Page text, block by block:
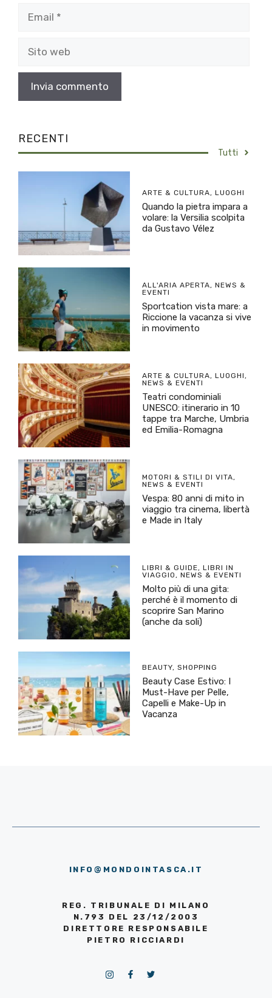
web
RECENTI
Tutti
ARTE & CULTURA, LUOGHI
Quando la pietra impara a
volare: la Versilia scolpita
da Gustavo Vélez
ALL'ARIA APERTA, NEWS &
EVENTI
Sportcation vista mare: a
Riccione la vacanza si vive
in movimento
ARTE & CULTURA, LUOGHI,
NEWS & EVENTI
Teatri condominiali
UNESCO: itinerario in 10
tappe tra Marche, Umbria
ed Emilia-Romagna
MOTORI & STILI DI VITA,
NEWS & EVENTI
Vespa: 80 anni di mito in
viaggio tra cinema, libertà
e Made in Italy
LIBRI & GUIDE, LIBRI IN
VIAGGIO, NEWS & EVENTI
Molto più di una gita:
perché è il momento di
scoprire San Marino
(anche da soli)
BEAUTY, SHOPPING
Beauty Case Estivo: I
Must-Have per Pelle,
Capelli e Make-Up in
Vacanza
INFO@MONDOINTASCA.IT
REG. TRIBUNALE DI MILANO
N.793 DEL 23/12/2003
DIRETTORE RESPONSABILE
PIETRO RICCIARDI